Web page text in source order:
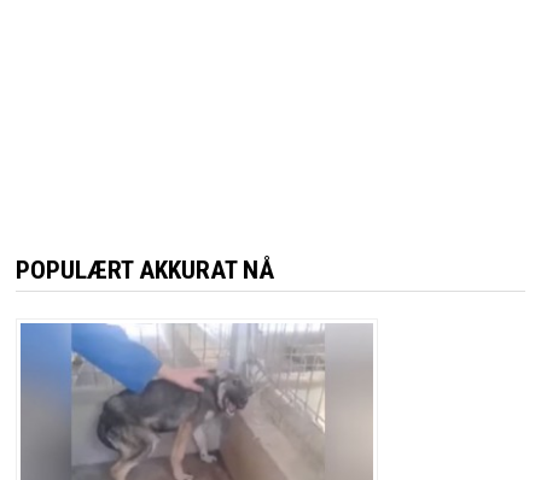
POPULÆRT AKKURAT NÅ